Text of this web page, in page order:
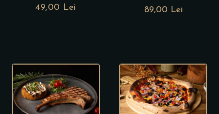
49,00 Lei
AND POTATOES
WITH ROSEMARY
89,00 Lei